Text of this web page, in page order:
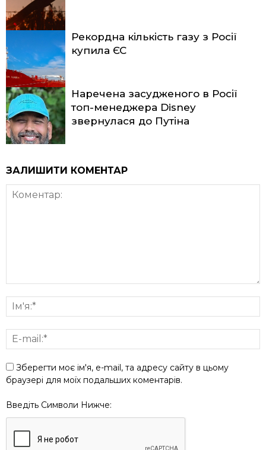
Рекордна кількість газу з Росії
купила ЄС
Наречена засудженого в Росії
топ-менеджера Disney
звернулася до Путіна
ЗАЛИШИТИ КОМЕНТАР
Зберегти моє ім'я, e-mail, та адресу сайту в цьому
браузері для моїх подальших коментарів.
Введіть Символи Нижче: